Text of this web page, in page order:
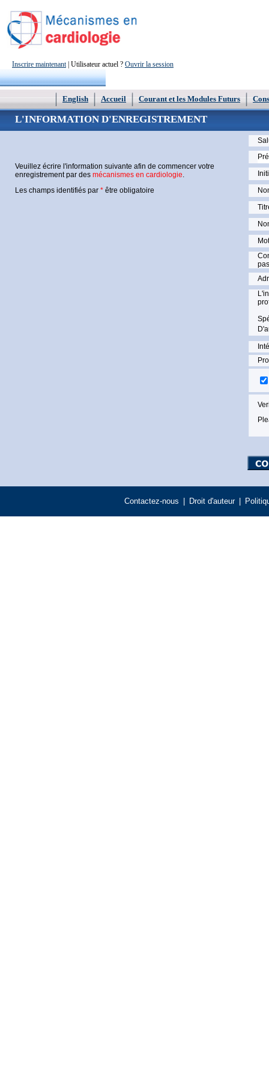
Inscrire maintenant| Utilisateur actuel ? Ouvrir la session
English Accueil Courant et les Modules Futurs
L'INFORMATION D'ENREGISTREMENT
Veuillez écrire l'information suivante afin de commencer votre
enregistrement par des mécanismes en cardiologie.
Les champs identifiés par * être obligatoire
Contactez-nous Droit d'auteur